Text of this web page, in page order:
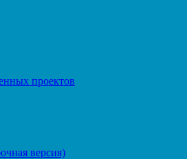
проектов
версия)